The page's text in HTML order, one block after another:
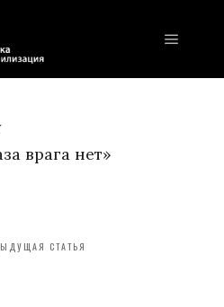
врага нет»
СТАТЬЯ